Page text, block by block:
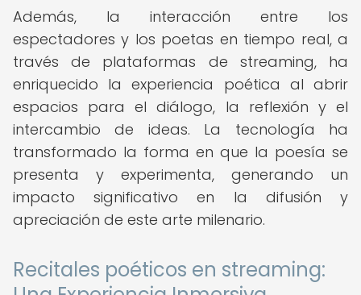
Además, la interacción entre los
espectadores y los poetas en tiempo real, a
través de plataformas de streaming, ha
enriquecido la experiencia poética al abrir
espacios para el diálogo, la reflexión y el
intercambio de ideas. La tecnología ha
transformado la forma en que la poesía se
presenta y experimenta, generando un
impacto significativo en la difusión y
apreciación de este arte milenario.
Recitales poéticos en streaming: